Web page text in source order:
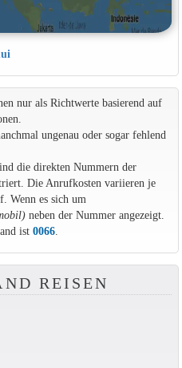
nur als Richtwerte basierend auf
ungenau oder sogar fehlend
die direkten Nummern der
Die Anrufkosten variieren je
Wenn es sich um
neben der Nummer angezeigt.
ist 0066.
REISEN